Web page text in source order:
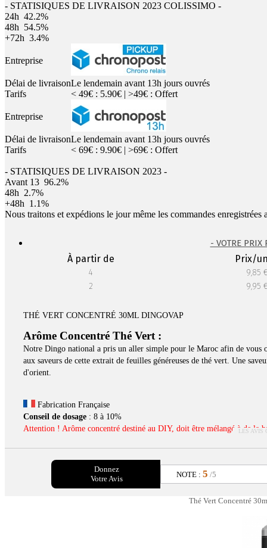
- STATISIQUES DE LIVRAISON 2023 COLISSIMO -
24h 42.2%
48h 54.5%
+72h 3.4%
Entreprise
Délai de livraisonLe lendemain avant 13h jours ouvrés
Tarifs
< 49€ : 5.90€ | >49€ : Offert
Entreprise
Délai de livraisonLe lendemain avant 13h jours ouvrés
Tarifs
< 69€ : 9.90€ | >69€ : Offert
- STATISIQUES DE LIVRAISON 2023 -
Avant 13 96.2%
48h 2.7%
+48h 1.1%
Nous traitons et expédions le jour même les commandes
- VOTRE PRIX
À partir de Prix/
4
9,85
2
9,95
THÉ VERT CONCENTRÉ 30ML DINGOVAP
Arôme Concentré Thé Vert :
Notre Dingo national a pris un aller simple pour le Maroc afin de
aux saveurs de cette extrait de feuilles généreuses de thé vert. Une
d'orient.
Fabrication Française
Conseil de dosage: 8 à 10%
Attention ! Arôme concentré destiné au DIY, doit être mélangé à de la
LES AVIS
Donnez
Votre Avis
NOTE : 5 /5
Thé Vert Concentré